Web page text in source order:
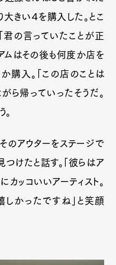
きい４を購入した。とこ
君の言っていたことが正
ムはその後も何度か店を
購入。「この店のことは
ら帰っていったそうだ。
のアウターをステージで
けたと話す。「彼らはア
ッコいいアーティスト。
しかったですね」と笑顔